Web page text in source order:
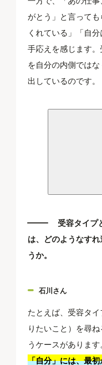
がとう」と言って
くれている」「自
手応えを感じます
を自分の内側では
出しているのです。
受容タイプ
は、どのようなす
うか。
石川さん
たとえば、受容タ
りたいこと）を尋
うケースがありま
「自分」には、最